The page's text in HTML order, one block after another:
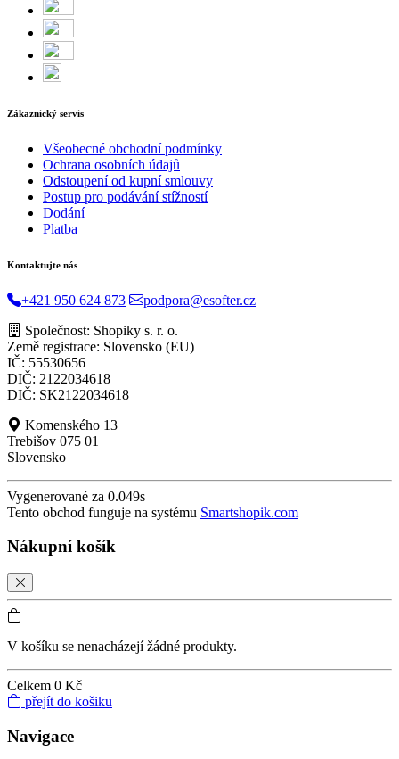
Zákaznický servis
Všeobecné obchodní podmínky
Ochrana osobních údajů
Odstoupení od kupní smlouvy
Postup pro podávání stížností
Dodání
Platba
Kontaktujte nás
+421 950 624 873
podpora@esofter.cz
Společnost: Shopiky s. r. o.
Země registrace: Slovensko (EU)
IČ: 55530656
DIČ: 2122034618
DIČ: SK2122034618
Komenského 13
Trebišov 075 01
Slovensko
Vygenerované za 0.049s
Tento obchod funguje na systému Smartshopik.com
Nákupní košík
V košíku se nenacházejí žádné produkty.
Celkem 0 Kč
přejít do košiku
Navigace